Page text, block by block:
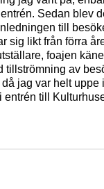
Sedan blev
till
sig likt från förra
foajen
tillströmning av
jag var helt uppe i
entrén till